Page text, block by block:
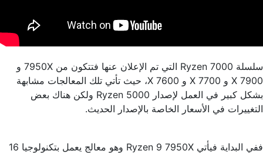
سلسلة Ryzen 7000 التي تم الإعلان عنها فتتكون من 7950X و
7900 X و 7700 X و 7600 X، حيث تأتي تلك المعالجات مشابهة
بشكل كبير في العمل لإصدار Ryzen 5000 ولكن هناك بعض
التغييرات في الأسعار الخاصة بالإصدار الحديث.
ففي البداية فيأتي Ryzen 9 7950X وهو معالج يعمل بتكنولوجيا 16